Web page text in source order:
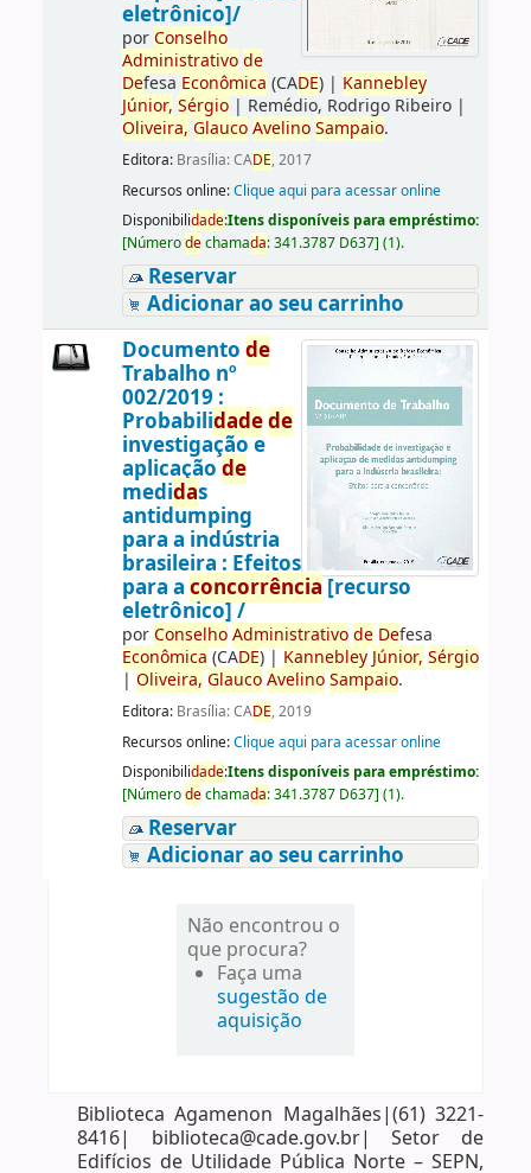
eletrônico]/
porConselho
Administrativo de
Defesa Econômica (CADE)| Kannebley
Júnior, Sérgio| Remédio, Rodrigo Ribeiro|
Oliveira, Glauco Avelino Sampaio.
Editora: Brasília: CADE, 2017
Recursos online:Clique aqui para acessar online
Disponibilidade:Itens disponíveis para empréstimo:
[Númerodechamada:341.3787 D637] (1).
Reservar
Adicionar ao seu carrinho
Documento de
Trabalho nº
002/2019 :
Probabilidadede
investigação e
aplicação de
medidas
antidumping
para a indústria
brasileira : Efeitos
para a concorrência [recurso
eletrônico] /
porConselho Administrativo de Defesa
Econômica (CADE)| Kannebley Júnior, Sérgio
| Oliveira, Glauco Avelino Sampaio.
Editora: Brasília: CADE, 2019
Recursos online:Clique aqui para acessar online
Disponibilidade:Itens disponíveis para empréstimo:
[Númerodechamada:341.3787 D637] (1).
Reservar
Adicionar ao seu carrinho
Não encontrou o
que procura?
Faça uma
sugestão de
aquisição
Biblioteca Agamenon Magalhães|(61) 3221-
8416| biblioteca@cade.gov.br| Setor de
Edifícios de Utilidade Pública Norte – SEPN,